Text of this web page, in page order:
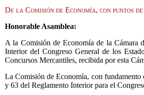
De la Comisión de Economía, con puntos
Honorable Asamblea:
A la Comisión de Economía de la Cámara
Interior del Congreso General de los
Concursos Mercantiles, recibida por esta
La Comisión de Economía, con
y 63 del Reglamento Interior para el